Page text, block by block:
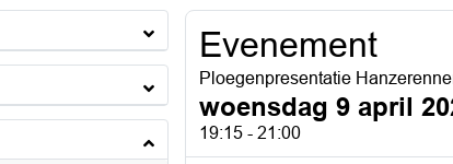
Evenement
Ploegenpresentatie
woensdag 9 april
19:15 - 21:00